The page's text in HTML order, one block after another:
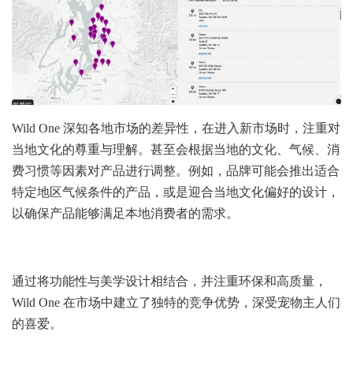
Wild One 深知各地市场的差异性，在进入新市场时，注重对
当地文化的尊重与理解。甚至会根据当地的文化、气候、消
费习惯等因素对产品进行调整。例如，品牌可能会推出适合
特定地区气候条件的产品，或是迎合当地文化偏好的设计，
以确保产品能够满足本地消费者的需求。
通过将功能性与美学设计相结合，并注重环保和高质量，
Wild One 在市场中建立了独特的竞争优势，深受宠物主人们
的喜爱。